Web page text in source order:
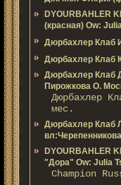
DYOURBAHLER
(красная) Ow:
Дюрбахлер Клаб
Дюрбахлер Клаб
Дюрбахлер Клаб
Пирожкова О.
Дюрбахлер
мес.
Дюрбахлер Клаб
DYOURBAHLER
"Дора" Ow: Julia
Champion